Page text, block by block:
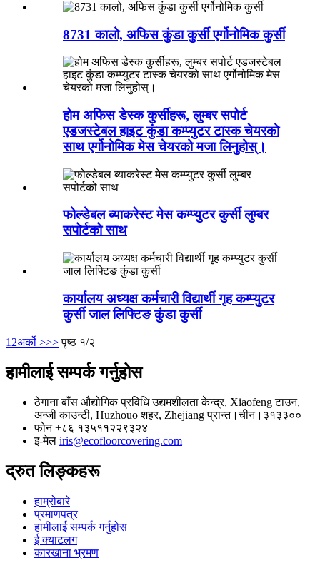
8731 कालो, अफिस कुंडा कुर्सी एर्गोनोमिक कुर्सी
होम अफिस डेस्क कुर्सीहरू, लुम्बर सपोर्ट
एडजस्टेबल हाइट कुंडा कम्प्युटर टास्क चेयरको
साथ एर्गोनोमिक मेस चेयरको मजा लिनुहोस्।
फोल्डेबल ब्याकरेस्ट मेस कम्प्युटर कुर्सी लुम्बर
सपोर्टको साथ
कार्यालय अध्यक्ष कर्मचारी विद्यार्थी गृह कम्प्युटर
कुर्सी जाल लिफ्टिङ कुंडा कुर्सी
1 2अर्को >>> पृष्ठ १/२
हामीलाई सम्पर्क गर्नुहोस
ठेगाना बाँस औद्योगिक प्रविधि उद्यमशीलता केन्द्र, Xiaofeng टाउन,
अन्जी काउन्टी, Huzhouo शहर, Zhejiang प्रान्त।चीन।३१३३००
फोन +८६ १३५११२२९३२४
इ-मेल iris@ecofloorcovering.com
द्रुत लिङ्कहरू
हाम्रोबारे
प्रमाणपत्र
हामीलाई सम्पर्क गर्नुहोस
ई क्याटलग
कारखाना भ्रमण